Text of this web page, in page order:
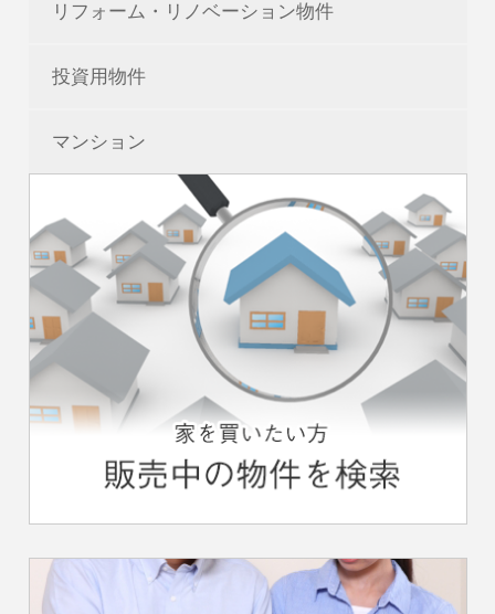
リフォーム・リノベーション物件
投資用物件
マンション